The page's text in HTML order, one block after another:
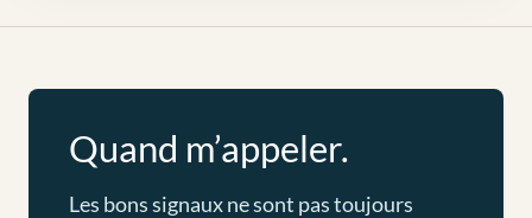
Quand m’appeler.
Les bons signaux ne sont pas toujours